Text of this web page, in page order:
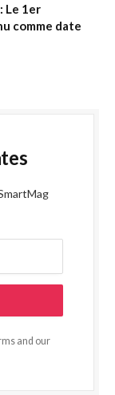
Le 1er
comme date
and our